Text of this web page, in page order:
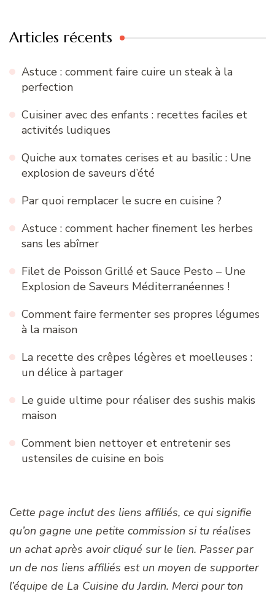
Articles récents
Astuce : comment faire cuire un steak à la
perfection
Cuisiner avec des enfants : recettes faciles et
activités ludiques
Quiche aux tomates cerises et au basilic : Une
explosion de saveurs d’été
Par quoi remplacer le sucre en cuisine ?
Astuce : comment hacher finement les herbes
sans les abîmer
Filet de Poisson Grillé et Sauce Pesto – Une
Explosion de Saveurs Méditerranéennes !
Comment faire fermenter ses propres légumes
à la maison
La recette des crêpes légères et moelleuses :
un délice à partager
Le guide ultime pour réaliser des sushis makis
maison
Comment bien nettoyer et entretenir ses
ustensiles de cuisine en bois
Cette page inclut des liens affiliés, ce qui signifie
qu’on gagne une petite commission si tu réalises
un achat après avoir cliqué sur le lien. Passer par
un de nos liens affiliés est un moyen de supporter
l’équipe de La Cuisine du Jardin. Merci pour ton